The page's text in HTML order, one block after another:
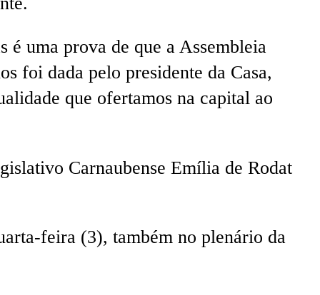
é uma prova de que a Assembleia
foi dada pelo presidente da Casa,
que ofertamos na capital ao
Carnaubense Emília de Rodat
feira (3), também no plenário da